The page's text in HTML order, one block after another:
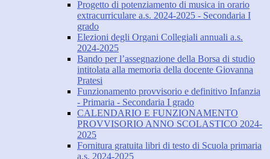
Progetto di potenziamento di musica in orario
extracurriculare a.s. 2024-2025 - Secondaria I
grado
Elezioni degli Organi Collegiali annuali a.s.
2024-2025
Bando per l’assegnazione della Borsa di studio
intitolata alla memoria della docente Giovanna
Pratesi
Funzionamento provvisorio e definitivo Infanzia
- Primaria - Secondaria I grado
CALENDARIO E FUNZIONAMENTO
PROVVISORIO ANNO SCOLASTICO 2024-
2025
Fornitura gratuita libri di testo di Scuola primaria
a.s. 2024-2025